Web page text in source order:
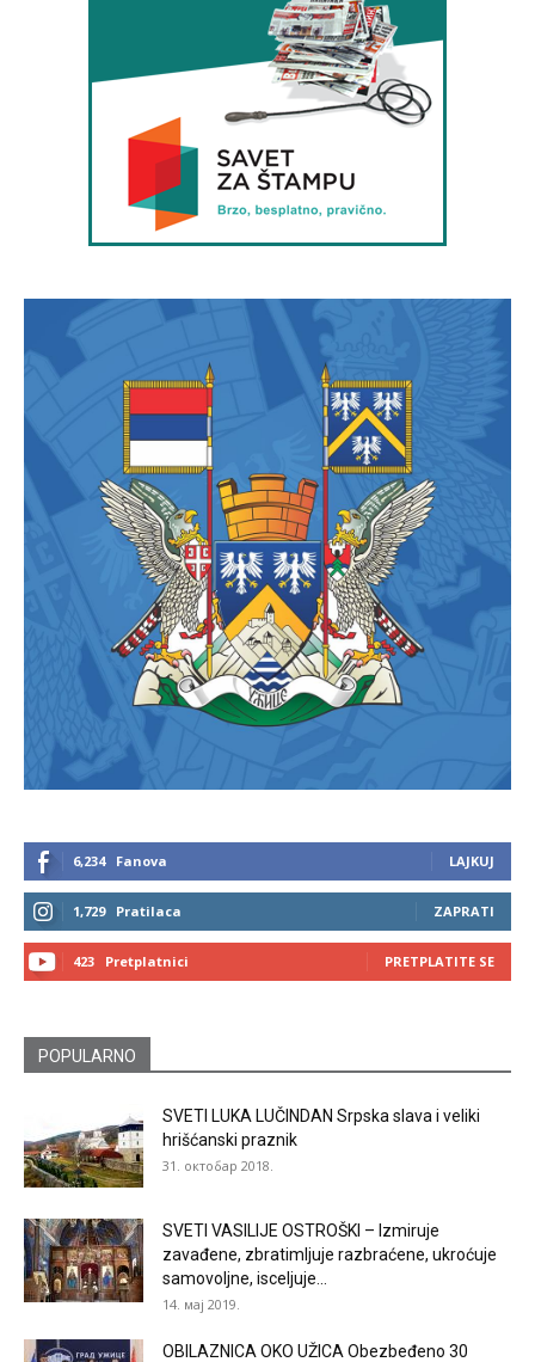
6,234 Fanova LAJKUJ
1,729 Pratilaca ZAPRATI
423 Pretplatnici PRETPLATITE SE
POPULARNO
SVETI LUKA LUČINDAN Srpska slava i veliki
hrišćanski praznik
31. октобар 2018.
SVETI VASILIJE OSTROŠKI – Izmiruje
zavađene, zbratimljuje razbraćene, ukroćuje
samovoljne, isceljuje...
14. мај 2019.
OBILAZNICA OKO UŽICA Obezbeđeno 30